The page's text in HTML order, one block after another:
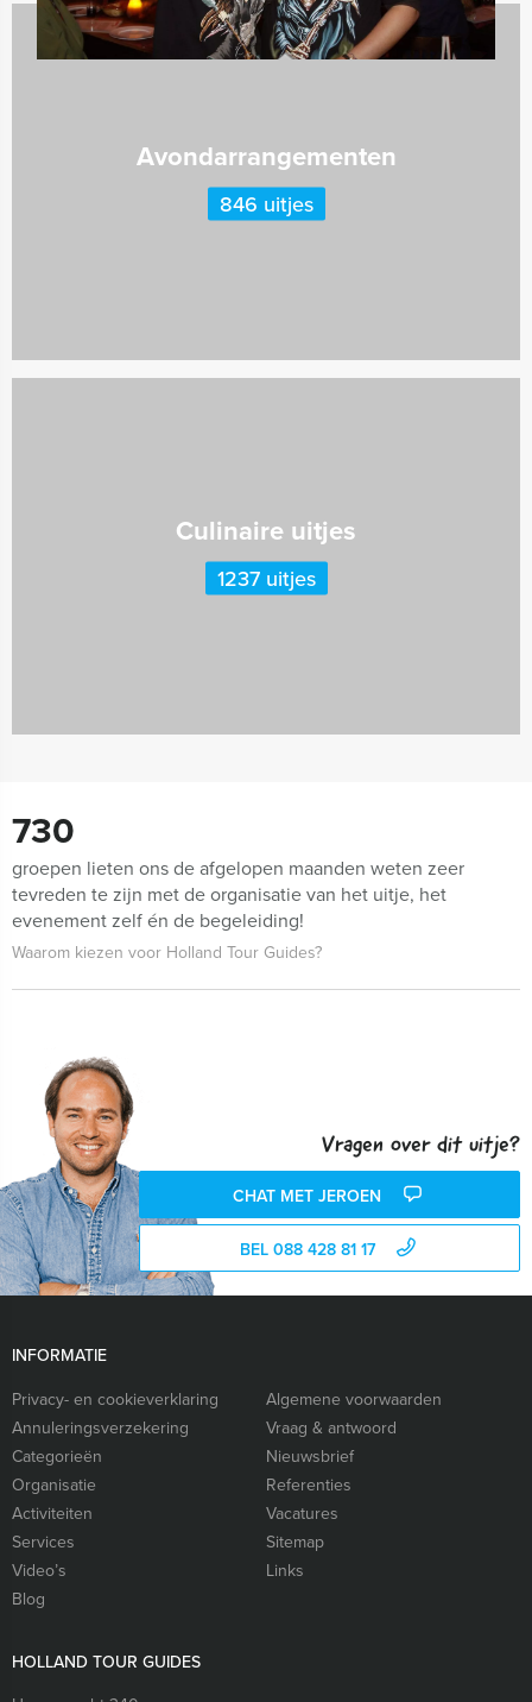
Avondarrangementen
846 uitjes
Culinaire uitjes
1237 uitjes
730
groepen lieten ons de afgelopen maanden weten zeer
tevreden te zijn met de organisatie van het uitje, het
evenement zelf én de begeleiding!
Waarom kiezen voor Holland Tour Guides?
Vragen over dit uitje?
CHAT MET JEROEN
BEL 088 428 81 17
INFORMATIE
Privacy- en cookieverklaring
Algemene voorwaarden
Annuleringsverzekering
Vraag & antwoord
Categorieën
Nieuwsbrief
Organisatie
Referenties
Activiteiten
Vacatures
Services
Sitemap
Video’s
Links
Blog
HOLLAND TOUR GUIDES